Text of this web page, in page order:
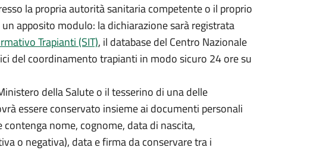
la propria autorità sanitaria competente o il proprio
apposito modulo: la dichiarazione sarà registrata
Trapianti (SIT), il database del Centro Nazionale
del coordinamento trapianti in modo sicuro 24 ore su
della Salute o il tesserino di una delle
essere conservato insieme ai documenti personali
nome, cognome, data di nascita,
o negativa), data e firma da conservare tra i